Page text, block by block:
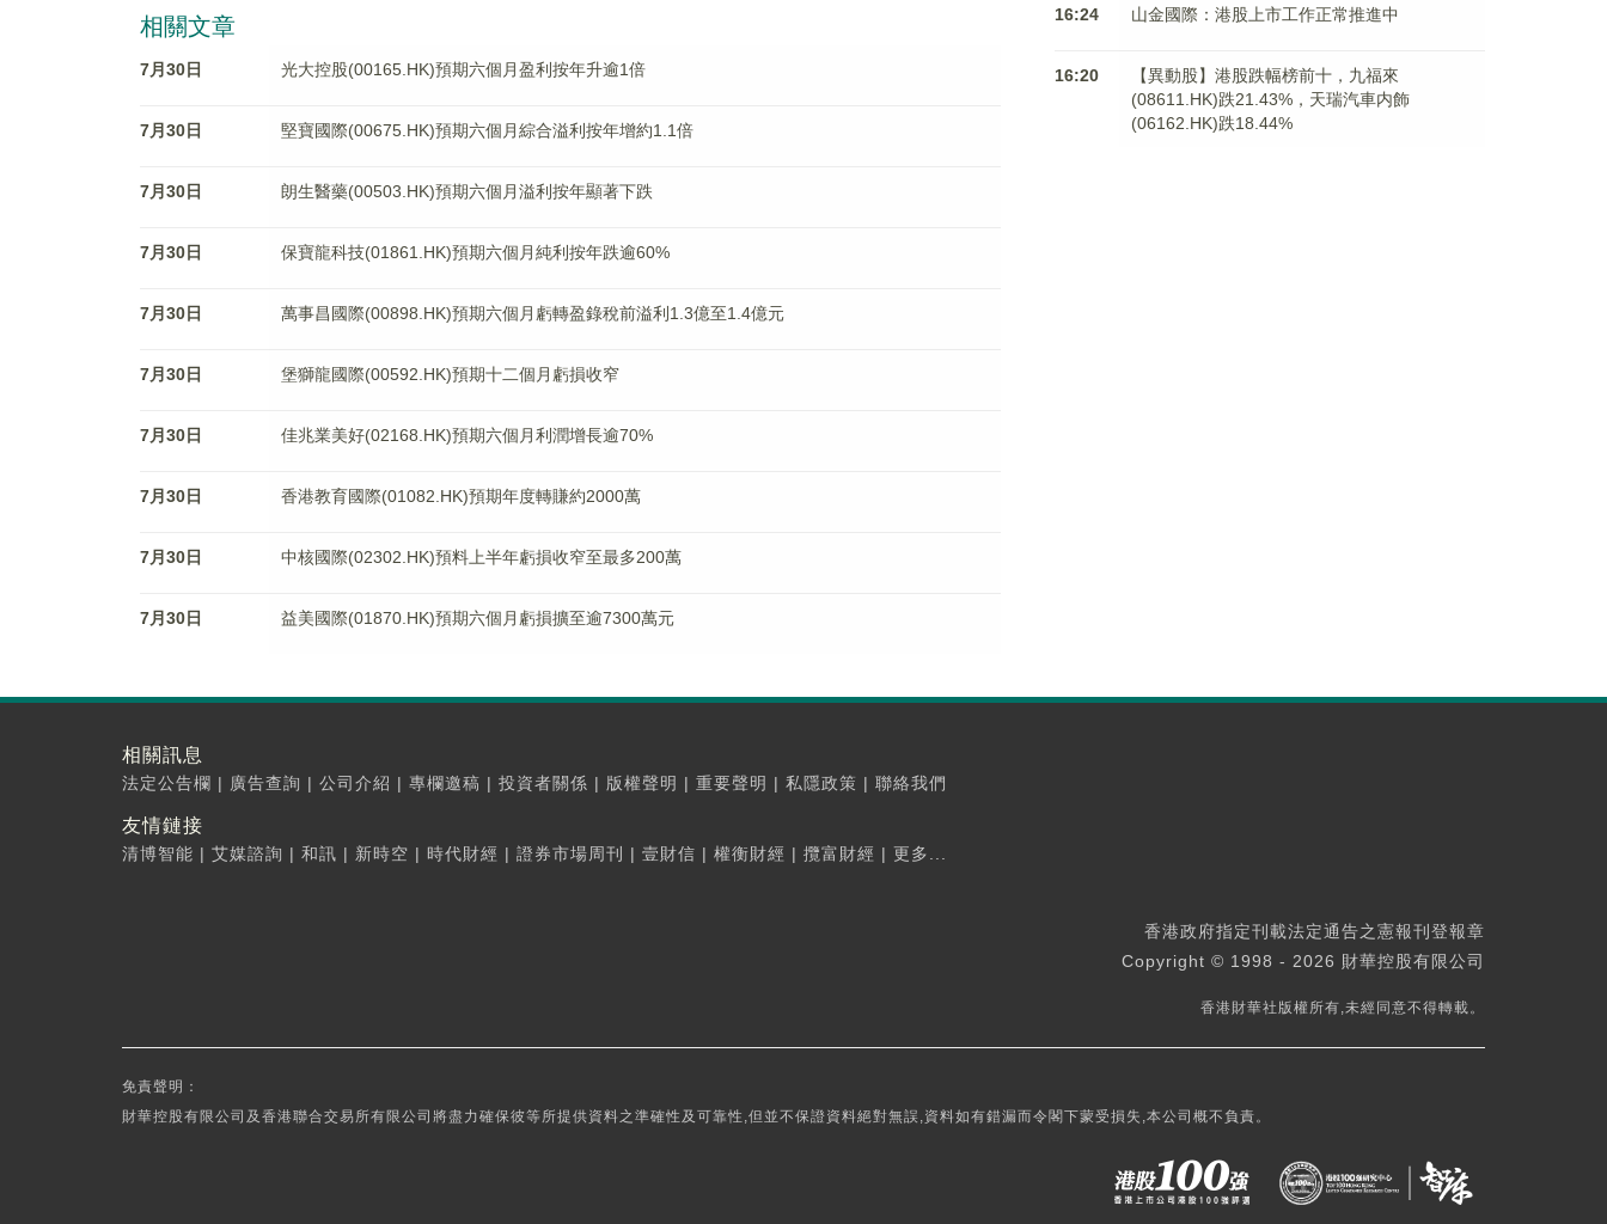
相關文章
7月30日 光大控股(00165.HK)預期六個月盈利按年升逾1倍
7月30日 堅寶國際(00675.HK)預期六個月綜合溢利按年增約1.1倍
7月30日 朗生醫藥(00503.HK)預期六個月溢利按年顯著下跌
7月30日 保寶龍科技(01861.HK)預期六個月純利按年跌逾60%
7月30日 萬事昌國際(00898.HK)預期六個月虧轉盈錄稅前溢利1.3億至1.4億元
7月30日 堡獅龍國際(00592.HK)預期十二個月虧損收窄
7月30日 佳兆業美好(02168.HK)預期六個月利潤增長逾70%
7月30日 香港教育國際(01082.HK)預期年度轉賺約2000萬
7月30日 中核國際(02302.HK)預料上半年虧損收窄至最多200萬
7月30日 益美國際(01870.HK)預期六個月虧損擴至逾7300萬元
16:24 山金國際：港股上市工作正常推進中
16:20
【異動股】港股跌幅榜前十，九福來
(08611.HK)跌21.43%，天瑞汽車内飾
(06162.HK)跌18.44%
相關訊息
法定公告欄 | 廣告查詢 | 公司介紹 | 專欄邀稿 | 投資者關係 | 版權聲明 | 重要聲明 | 私隱政策 | 聯絡我們
友情鏈接
清博智能 | 艾媒諮詢 | 和訊 | 新時空 | 時代財經 | 證券市場周刊 | 壹財信 | 權衡財經 | 攬富財經 | 更多...
香港政府指定刊載法定通告之憲報刊登報章
Copyright © 1998 - 2026 財華控股有限公司
香港財華社版權所有,未經同意不得轉載。
免責聲明：
財華控股有限公司及香港聯合交易所有限公司將盡力確保彼等所提供資料之準確性及可靠性,但並不保證資料絕對無誤,資料如有錯漏而令閣下蒙受損失,本公司概不負責。